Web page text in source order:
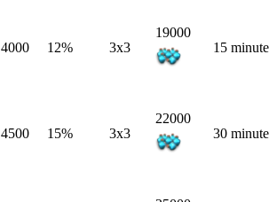
4000 12% 3x3
19000
15
4500 15% 3x3
22000
30